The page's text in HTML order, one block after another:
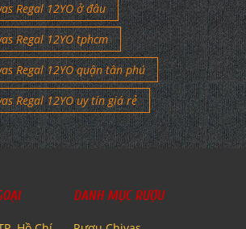
Regal 12YO ở đâu
Regal 12YO tphcm
Regal 12YO quận tân phú
Regal 12YO uy tín giá rẻ
DANH MỤC RƯỢU